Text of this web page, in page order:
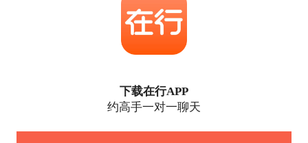
下载在行APP
约高手一对一聊天